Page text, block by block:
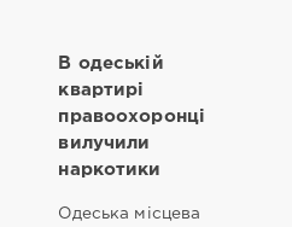
В одеській
квартирі
правоохоронці
вилучили
наркотики
Одеська місцева